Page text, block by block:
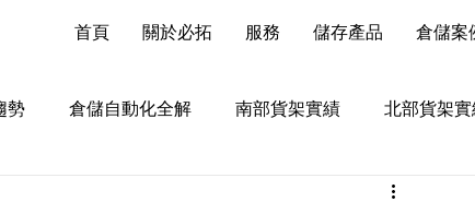
首頁 關於必拓 服務 儲存產品 倉儲案
勢 倉儲自動化全解 南部貨架實績 北部貨架